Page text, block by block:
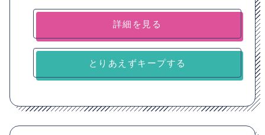
詳細を見る
とりあえずキープする